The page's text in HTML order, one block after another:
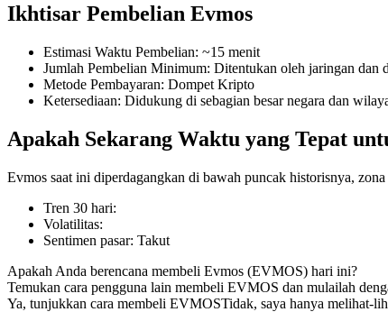
Kontrak berjangka menggunakan USDT sebagai jaminannya
Mata Uang Kripto Berjangka
TradFi
Ikhtisar Pembelian Evmos
Estimasi Waktu Pembelian: ~15 menit
Jumlah Pembelian Minimum: Ditentukan oleh jaringan dan
Metode Pembayaran: Dompet Kripto
Ketersediaan: Didukung di sebagian besar negara dan
Apakah Sekarang Waktu yang Tepat
Evmos saat ini diperdagangkan di bawah puncak historisnya,
Tren 30 hari:
Volatilitas:
Sentimen pasar: Takut
Apakah Anda berencana membeli Evmos (EVMOS) hari ini?
Temukan cara pengguna lain membeli EVMOS dan mulailah
Ya, tunjukkan cara membeli EVMOSTidak, saya hanya melihat-